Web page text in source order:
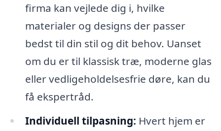
firma kan vejlede dig i, hvilke
materialer og designs der passer
bedst til din stil og dit behov. Uanset
om du er til klassisk træ, moderne glas
eller vedligeholdelsesfrie døre, kan du
få ekspertråd.
Individuell tilpasning: Hvert hjem er